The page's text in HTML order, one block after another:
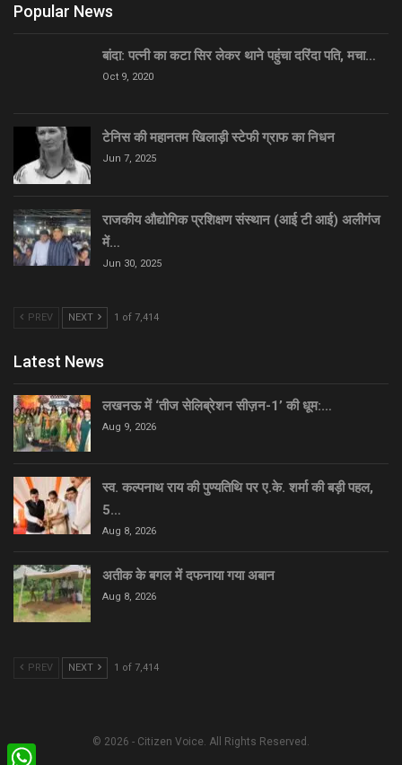
Popular News
बांदा: पत्नी का कटा सिर लेकर थाने पहुंचा दरिंदा पति, मचा…
Oct 9, 2020
टेनिस की महानतम खिलाड़ी स्टेफी ग्राफ का निधन
Jun 7, 2025
राजकीय औद्योगिक प्रशिक्षण संस्थान (आई टी आई) अलीगंज
में…
Jun 30, 2025
PREV NEXT 1 of 7,414
Latest News
लखनऊ में ‘तीज सेलिब्रेशन सीज़न-1’ की धूम:…
Aug 9, 2026
स्व. कल्पनाथ राय की पुण्यतिथि पर ए.के. शर्मा की बड़ी पहल,
5…
Aug 8, 2026
अतीक के बगल में दफनाया गया अबान
Aug 8, 2026
PREV NEXT 1 of 7,414
© 2026 - Citizen Voice. All Rights Reserved.